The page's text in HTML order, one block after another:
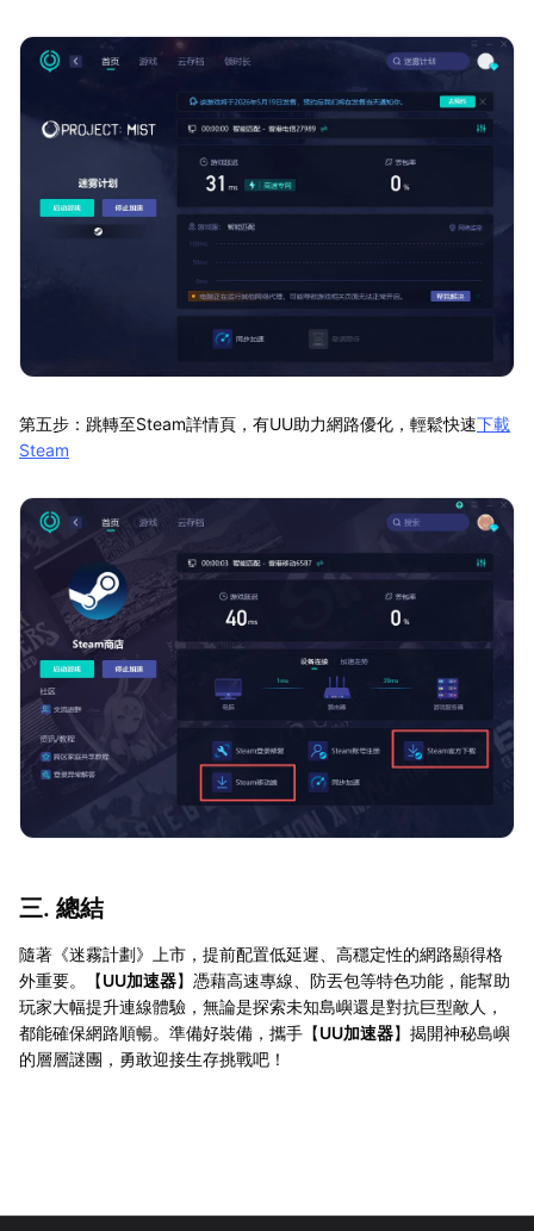
第五步：跳轉至Steam詳情頁，有UU助力網路優化，輕鬆快速下載
Steam
三. 總結
隨著《迷霧計劃》上市，提前配置低延遲、高穩定性的網路顯得格
外重要。【UU加速器】憑藉高速專線、防丟包等特色功能，能幫助
玩家大幅提升連線體驗，無論是探索未知島嶼還是對抗巨型敵人，
都能確保網路順暢。準備好裝備，攜手【UU加速器】揭開神秘島嶼
的層層謎團，勇敢迎接生存挑戰吧！